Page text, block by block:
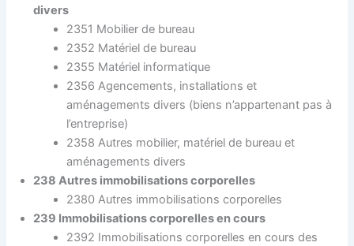
divers
2351 Mobilier de bureau
2352 Matériel de bureau
2355 Matériel informatique
2356 Agencements, installations et
aménagements divers (biens n’appartenant pas à
l’entreprise)
2358 Autres mobilier, matériel de bureau et
aménagements divers
238 Autres immobilisations corporelles
2380 Autres immobilisations corporelles
239 Immobilisations corporelles en cours
2392 Immobilisations corporelles en cours des